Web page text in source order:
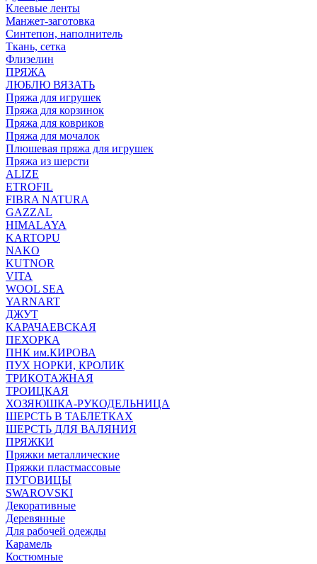
Клеевые ленты
Манжет-заготовка
Синтепон, наполнитель
Ткань, сетка
Флизелин
ПРЯЖА
ЛЮБЛЮ ВЯЗАТЬ
Пряжа для игрушек
Пряжа для корзинок
Пряжа для ковриков
Пряжа для мочалок
Плюшевая пряжа для игрушек
Пряжа из шерсти
ALIZE
ETROFIL
FIBRA NATURA
GAZZAL
HIMALAYA
KARTOPU
NAKO
KUTNOR
VITA
WOOL SEA
YARNART
ДЖУТ
КАРАЧАЕВСКАЯ
ПЕХОРКА
ПНК им.КИРОВА
ПУХ НОРКИ, КРОЛИК
ТРИКОТАЖНАЯ
ТРОИЦКАЯ
ХОЗЯЮШКА-РУКОДЕЛЬНИЦА
ШЕРСТЬ В ТАБЛЕТКАХ
ШЕРСТЬ ДЛЯ ВАЛЯНИЯ
ПРЯЖКИ
Пряжки металлические
Пряжки пластмассовые
ПУГОВИЦЫ
SWAROVSKI
Декоративные
Деревянные
Для рабочей одежды
Карамель
Костюмные